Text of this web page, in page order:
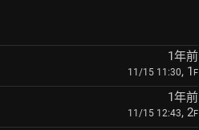
1年前
11/15 11:30, 1 F
1年前
11/15 12:43, 2F